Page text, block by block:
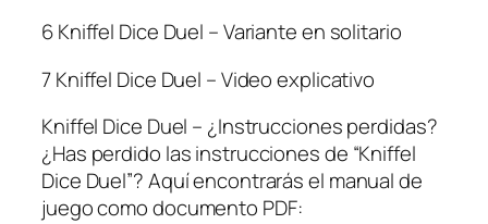
6 Kniffel Dice Duel – Variante en solitario
7 Kniffel Dice Duel – Video explicativo
Kniffel Dice Duel – ¿Instrucciones perdidas?
¿Has perdido las instrucciones de “Kniffel
Dice Duel”? Aquí encontrarás el manual de
juego como documento PDF: